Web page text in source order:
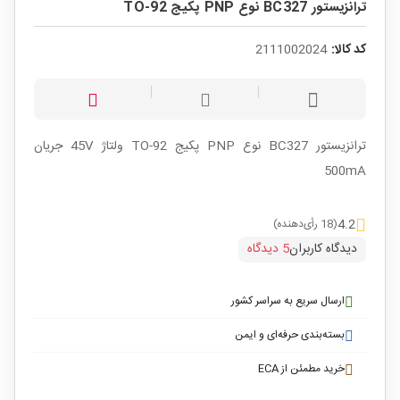
ترانزیستور BC327 نوع PNP پکیج TO-92
کد کالا: 2111002024
ترانزیستور BC327 نوع PNP پکیج TO-92 ولتاژ 45V جریان
500mA
4.2(18 رأی‌دهنده)
دیدگاه کاربران5 دیدگاه
ارسال سریع به سراسر کشور
بسته‌بندی حرفه‌ای و ایمن
خرید مطمئن از ECA